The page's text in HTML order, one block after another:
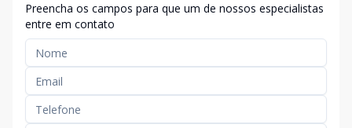
Preencha os campos para que um de nossos especialistas
entre em contato